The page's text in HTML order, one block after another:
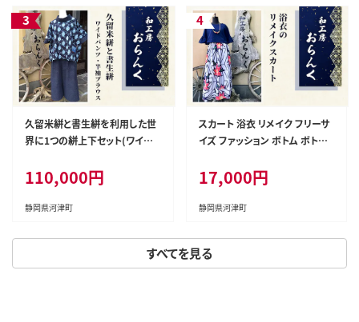
すべてを見る
久留米絣と書生絣を利用した世
界に1つの絣上下セット(ワイド
ン
110,000円
静岡県河津町
スカート 浴衣 リメイク フリーサ
イズ ファッション ボトム ボトム
グ ロングスカート 涼しい 静岡
静岡県 河津 河津町
17,000円
静岡県河津町